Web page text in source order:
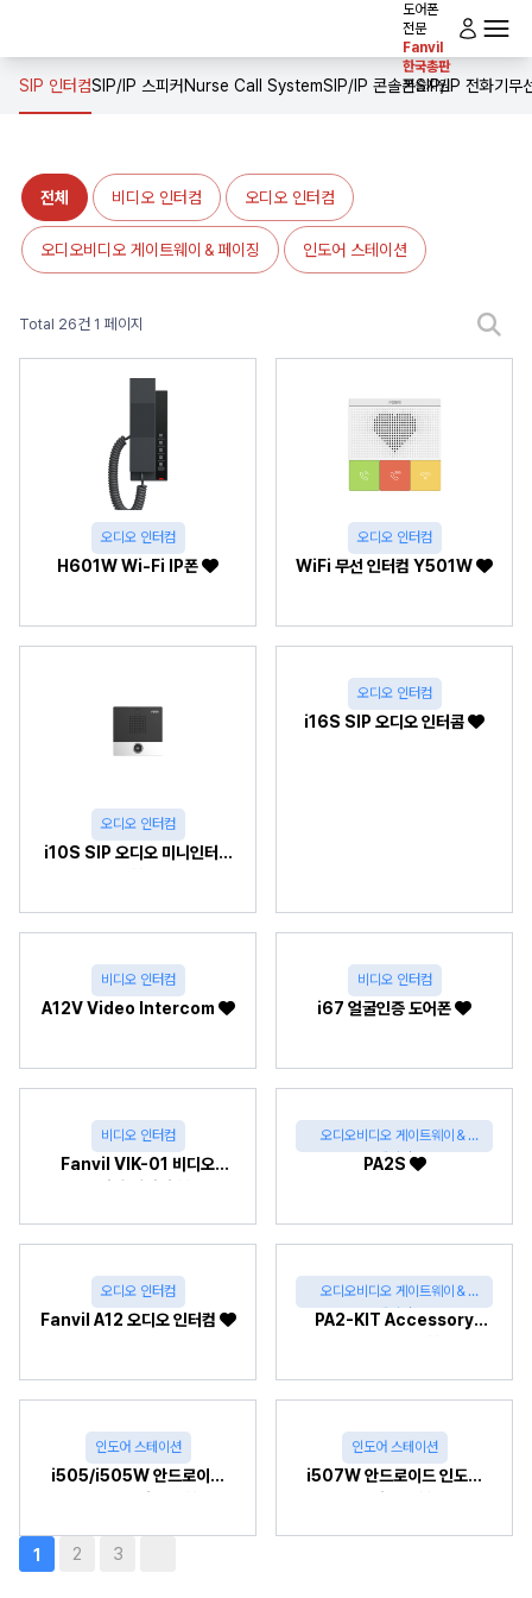
도어폰
전문
Fanvil
한국총판
기술지원
전체메뉴
홈
제품소개
솔루션
SIP 인터컴SIP/IP 스피커 Nurse Call SystemSIP/IP 콘솔폰SIP/IP 전화기 무
전체 비디오 인터컴 오디오 인터컴
오디오비디오 게이트웨이＆페이징 인도어 스테이션
Total 26건 1 페이지
오디오 인터컴
H601W Wi-Fi IP폰
오디오 인터컴
WiFi 무선 인터컴 Y501W
오디오 인터컴
i10S SIP 오디오 미니인터콤
오디오 인터컴
i16S SIP 오디오 인터콤
비디오 인터컴
A12V Video Intercom
비디오 인터컴
i67 얼굴인증 도어폰
비디오 인터컴
Fanvil VIK-01 비디오
오디오비디오 게이트웨이＆
페이징
PA2S
오디오 인터컴
Fanvil A12 오디오 인터컴
오디오비디오 게이트웨이＆
페이징
PA2-KIT Accessory
인도어 스테이션
i505/i505W 안드로이드
인도어 스테이션
i507W 안드로이드 인도어
1 2 3